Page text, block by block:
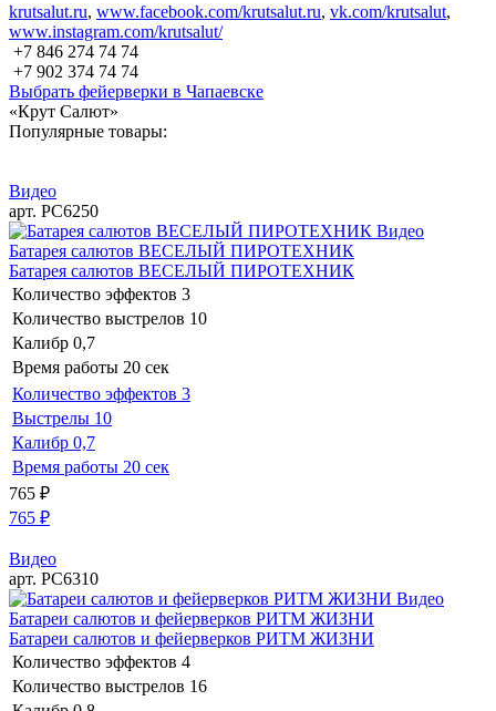
krutsalut.ru, www.facebook.com/krutsalut.ru, vk.com/krutsalut,
www.instagram.com/krutsalut/
+7 846 274 74 74
+7 902 374 74 74
Выбрать фейерверки в Чапаевске
«Крут Салют»
Популярные товары:
Видео
арт. РС6250
Видео
Батарея салютов ВЕСЕЛЫЙ ПИРОТЕХНИК
Батарея салютов ВЕСЕЛЫЙ ПИРОТЕХНИК
Количество эффектов 3
Количество выстрелов 10
Калибр 0,7
Время работы 20 сек
Количество эффектов 3
Выстрелы 10
Калибр 0,7
Время работы 20 сек
765 ₽
765 ₽
Видео
арт. РС6310
Видео
Батареи салютов и фейерверков РИТМ ЖИЗНИ
Батареи салютов и фейерверков РИТМ ЖИЗНИ
Количество эффектов 4
Количество выстрелов 16